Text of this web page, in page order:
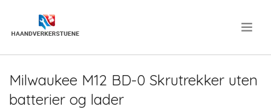
Milwaukee M12 BD-0 Skrutrekker uten
batterier og lader